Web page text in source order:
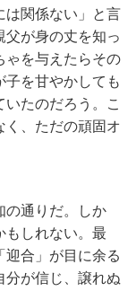
は関係ない」と言
父が身の丈を知っ
ゃを与えたらその
子を甘やかしても
たのだろう。こ
く、ただの頑固オ
通りだ。しか
もしれない。最
迎合」が目に余る
分が信じ、譲れぬ